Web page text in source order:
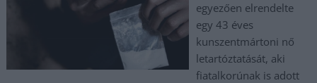
egyezően elrendelte
egy 43 éves
kunszentmártoni nő
letartóztatását, aki
fiatalkorúnak is adott